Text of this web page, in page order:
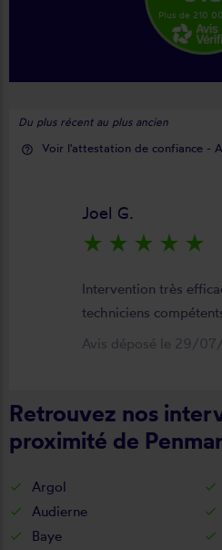
Plus de 210
Du plus récent au plus ancien
help_outline Voir l'attestation de confiance -
Joel G.
star_rate star_rate star_rate star_rate star_rate
Intervention très
techniciens
Avis déposé le 29/
Retrouvez nos
proximité de
Argol
Audierne
Baye